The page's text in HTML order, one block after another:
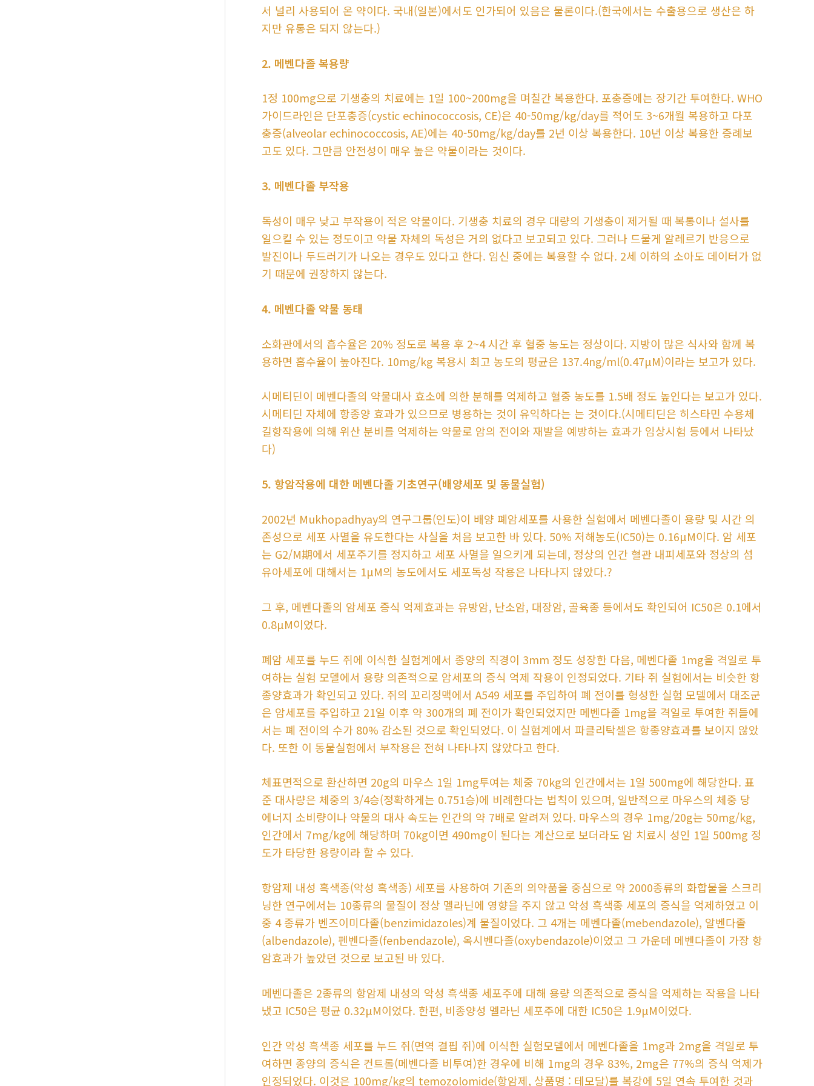
서 널리 사용되어 온 약이다. 국내(일본)에서도 인가되어 있음은 물론이다.(한국에서는 수출용으로 생산은 하
지만 유통은 되지 않는다.)
2. 메벤다졸 복용량
1정 100mg으로 기생충의 치료에는 1일 100~200mg을 며칠간 복용한다. 포충증에는 장기간 투여한다. WHO
가이드라인은 단포충증(cystic echinococcosis, CE)은 40-50mg/kg/day를 적어도 3~6개월 복용하고 다포
충증(alveolar echinococcosis, AE)에는 40-50mg/kg/day를 2년 이상 복용한다. 10년 이상 복용한 증례보
고도 있다. 그만큼 안전성이 매우 높은 약물이라는 것이다.
3. 메벤다졸 부작용
독성이 매우 낮고 부작용이 적은 약물이다. 기생충 치료의 경우 대량의 기생충이 제거될 때 복통이나 설사를
일으킬 수 있는 정도이고 약물 자체의 독성은 거의 없다고 보고되고 있다. 그러나 드물게 알레르기 반응으로
발진이나 두드러기가 나오는 경우도 있다고 한다. 임신 중에는 복용할 수 없다. 2세 이하의 소아도 데이터가 없
기 때문에 권장하지 않는다.
4. 메벤다졸 약물 동태
소화관에서의 흡수율은 20% 정도로 복용 후 2~4 시간 후 혈중 농도는 정상이다. 지방이 많은 식사와 함께 복
용하면 흡수율이 높아진다. 10mg/kg 복용시 최고 농도의 평균은 137.4ng/ml(0.47μM)이라는 보고가 있다.
시메티딘이 메벤다졸의 약물대사 효소에 의한 분해를 억제하고 혈중 농도를 1.5배 정도 높인다는 보고가 있다.
시메티딘 자체에 항종양 효과가 있으므로 병용하는 것이 유익하다는 는 것이다.(시메티딘은 히스타민 수용체
길항작용에 의해 위산 분비를 억제하는 약물로 암의 전이와 재발을 예방하는 효과가 임상시험 등에서 나타났
다)
5. 항암작용에 대한 메벤다졸 기초연구(배양세포 및 동물실험)
2002년 Mukhopadhyay의 연구그룹(인도)이 배양 폐암세포를 사용한 실험에서 메벤다졸이 용량 및 시간 의
존성으로 세포 사멸을 유도한다는 사실을 처음 보고한 바 있다. 50% 저해농도(IC50)는 0.16μM이다. 암 세포
는 G2/M期에서 세포주기를 정지하고 세포 사멸을 일으키게 되는데, 정상의 인간 혈관 내피세포와 정상의 섬
유아세포에 대해서는 1μM의 농도에서도 세포독성 작용은 나타나지 않았다.?
그 후, 메벤다졸의 암세포 증식 억제효과는 유방암, 난소암, 대장암, 골육종 등에서도 확인되어 IC50은 0.1에서
0.8μM이었다.
폐암 세포를 누드 쥐에 이식한 실험계에서 종양의 직경이 3mm 정도 성장한 다음, 메벤다졸 1mg을 격일로 투
여하는 실험 모델에서 용량 의존적으로 암세포의 증식 억제 작용이 인정되었다. 기타 쥐 실험에서는 비슷한 항
종양효과가 확인되고 있다. 쥐의 꼬리정맥에서 A549 세포를 주입하여 폐 전이를 형성한 실험 모델에서 대조군
은 암세포를 주입하고 21일 이후 약 300개의 폐 전이가 확인되었지만 메벤다졸 1mg을 격일로 투여한 쥐들에
서는 폐 전이의 수가 80% 감소된 것으로 확인되었다. 이 실험계에서 파클리탁셀은 항종양효과를 보이지 않았
다. 또한 이 동물실험에서 부작용은 전혀 나타나지 않았다고 한다.
체표면적으로 환산하면 20g의 마우스 1일 1mg투여는 체중 70kg의 인간에서는 1일 500mg에 해당한다. 표
준 대사량은 체중의 3/4승(정확하게는 0.751승)에 비례한다는 법칙이 있으며, 일반적으로 마우스의 체중 당
에너지 소비량이나 약물의 대사 속도는 인간의 약 7배로 알려져 있다. 마우스의 경우 1mg/20g는 50mg/kg,
인간에서 7mg/kg에 해당하며 70kg이면 490mg이 된다는 계산으로 보더라도 암 치료시 성인 1일 500mg 정
도가 타당한 용량이라 할 수 있다.
항암제 내성 흑색종(악성 흑색종) 세포를 사용하여 기존의 의약품을 중심으로 약 2000종류의 화합물을 스크리
닝한 연구에서는 10종류의 물질이 정상 멜라닌에 영향을 주지 않고 악성 흑색종 세포의 증식을 억제하였고 이
중 4 종류가 벤즈이미다졸(benzimidazoles)계 물질이었다. 그 4개는 메벤다졸(mebendazole), 알벤다졸
(albendazole), 펜벤다졸(fenbendazole), 옥시벤다졸(oxybendazole)이었고 그 가운데 메벤다졸이 가장 항
암효과가 높았던 것으로 보고된 바 있다.
메벤다졸은 2종류의 항암제 내성의 악성 흑색종 세포주에 대해 용량 의존적으로 증식을 억제하는 작용을 나타
냈고 IC50은 평균 0.32μM이었다. 한편, 비종양성 멜라닌 세포주에 대한 IC50은 1.9μM이었다.
인간 악성 흑색종 세포를 누드 쥐(면역 결핍 쥐)에 이식한 실험모델에서 메벤다졸을 1mg과 2mg을 격일로 투
여하면 종양의 증식은 컨트롤(메벤다졸 비투여)한 경우에 비해 1mg의 경우 83%, 2mg은 77%의 증식 억제가
인정되었다. 이것은 100mg/kg의 temozolomide(항암제, 상품명 : 테모달)를 복강에 5일 연속 투여한 것과